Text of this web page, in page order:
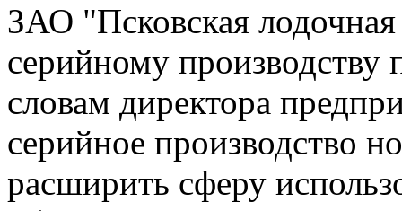
ЗАО "Псковская
серийному
словам директора
серийное производство
расширить сферу